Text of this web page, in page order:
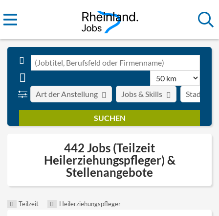
Stadt
Art der Anstellung Jobs & Skills
442 Jobs (Teilzeit
Heilerziehungspfleger) &
Stellenangebote
Teilzeit Heilerziehungspfleger